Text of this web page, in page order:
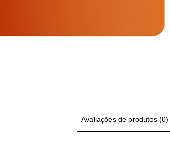
Avaliações de produtos (0)